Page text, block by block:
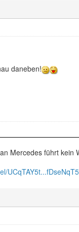
daneben!
Mercedes führt kein